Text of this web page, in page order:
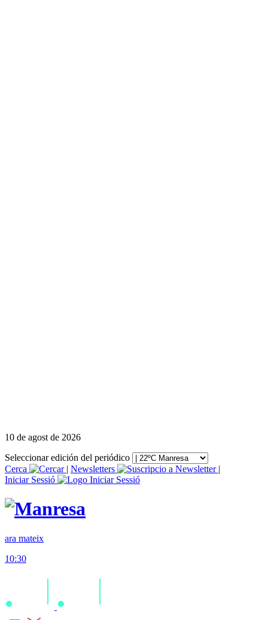
10 de agost de 2026
Seleccionar edición del periódico
Cerca
| Newsletters
|
Iniciar Sessió
ara mateix
10:30